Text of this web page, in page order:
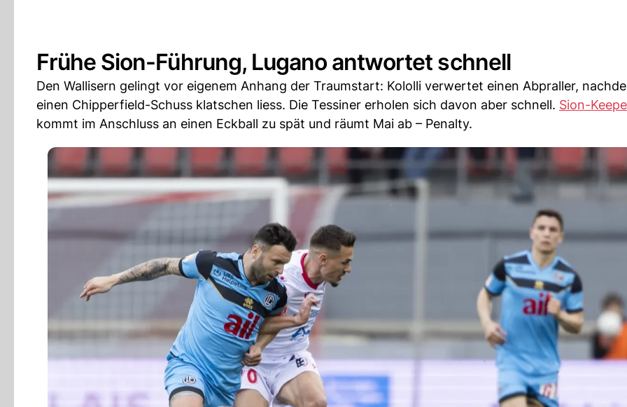
Frühe Sion-Führung, Lugano antwortet schnell
Den Wallisern gelingt vor eigenem Anhang der Traumstart: Kololli verwertet einen Abpraller,
einen Chipperfield-Schuss klatschen liess. Die Tessiner erholen sich davon aber schnell. Sion-
kommt im Anschluss an einen Eckball zu spät und räumt Mai ab – Penalty.